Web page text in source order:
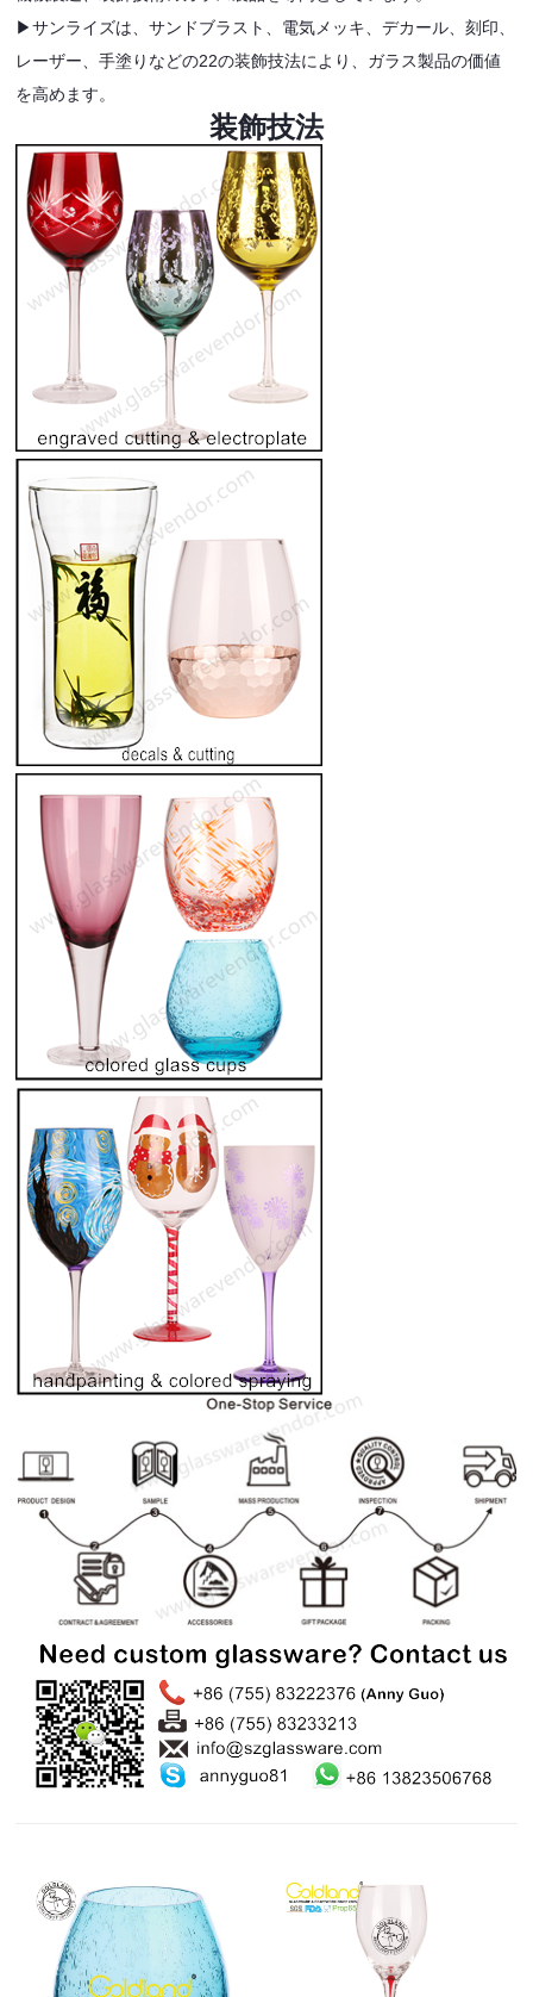
▶サンライズは、サンドブラスト、電気メッキ、デカール、刻印、
レーザー、手塗りなどの22の装飾技法により、ガラス製品の価値
を高めます。
装飾技法